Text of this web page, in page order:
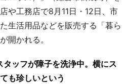
や工務店で8月11日・12日、市
生活用品などを販売する「暮ら
開かれる。
タッフが障子を洗浄中。横にス
も珍しいという